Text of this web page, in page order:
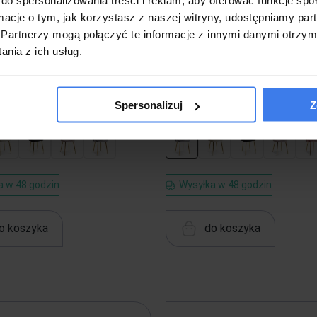
o tym, jak korzystasz z naszej witryny, udostępniamy
mogą połączyć te informacje z innymi danymi
z ich usług.
Spersonalizuj
Glamour muszelka DC-6091
#44, złote nogi
w 48 godzin
koszyka
Krzesło Glamour muszelka
329,00 zł
Wysyłka w 48 godzin
do koszyka